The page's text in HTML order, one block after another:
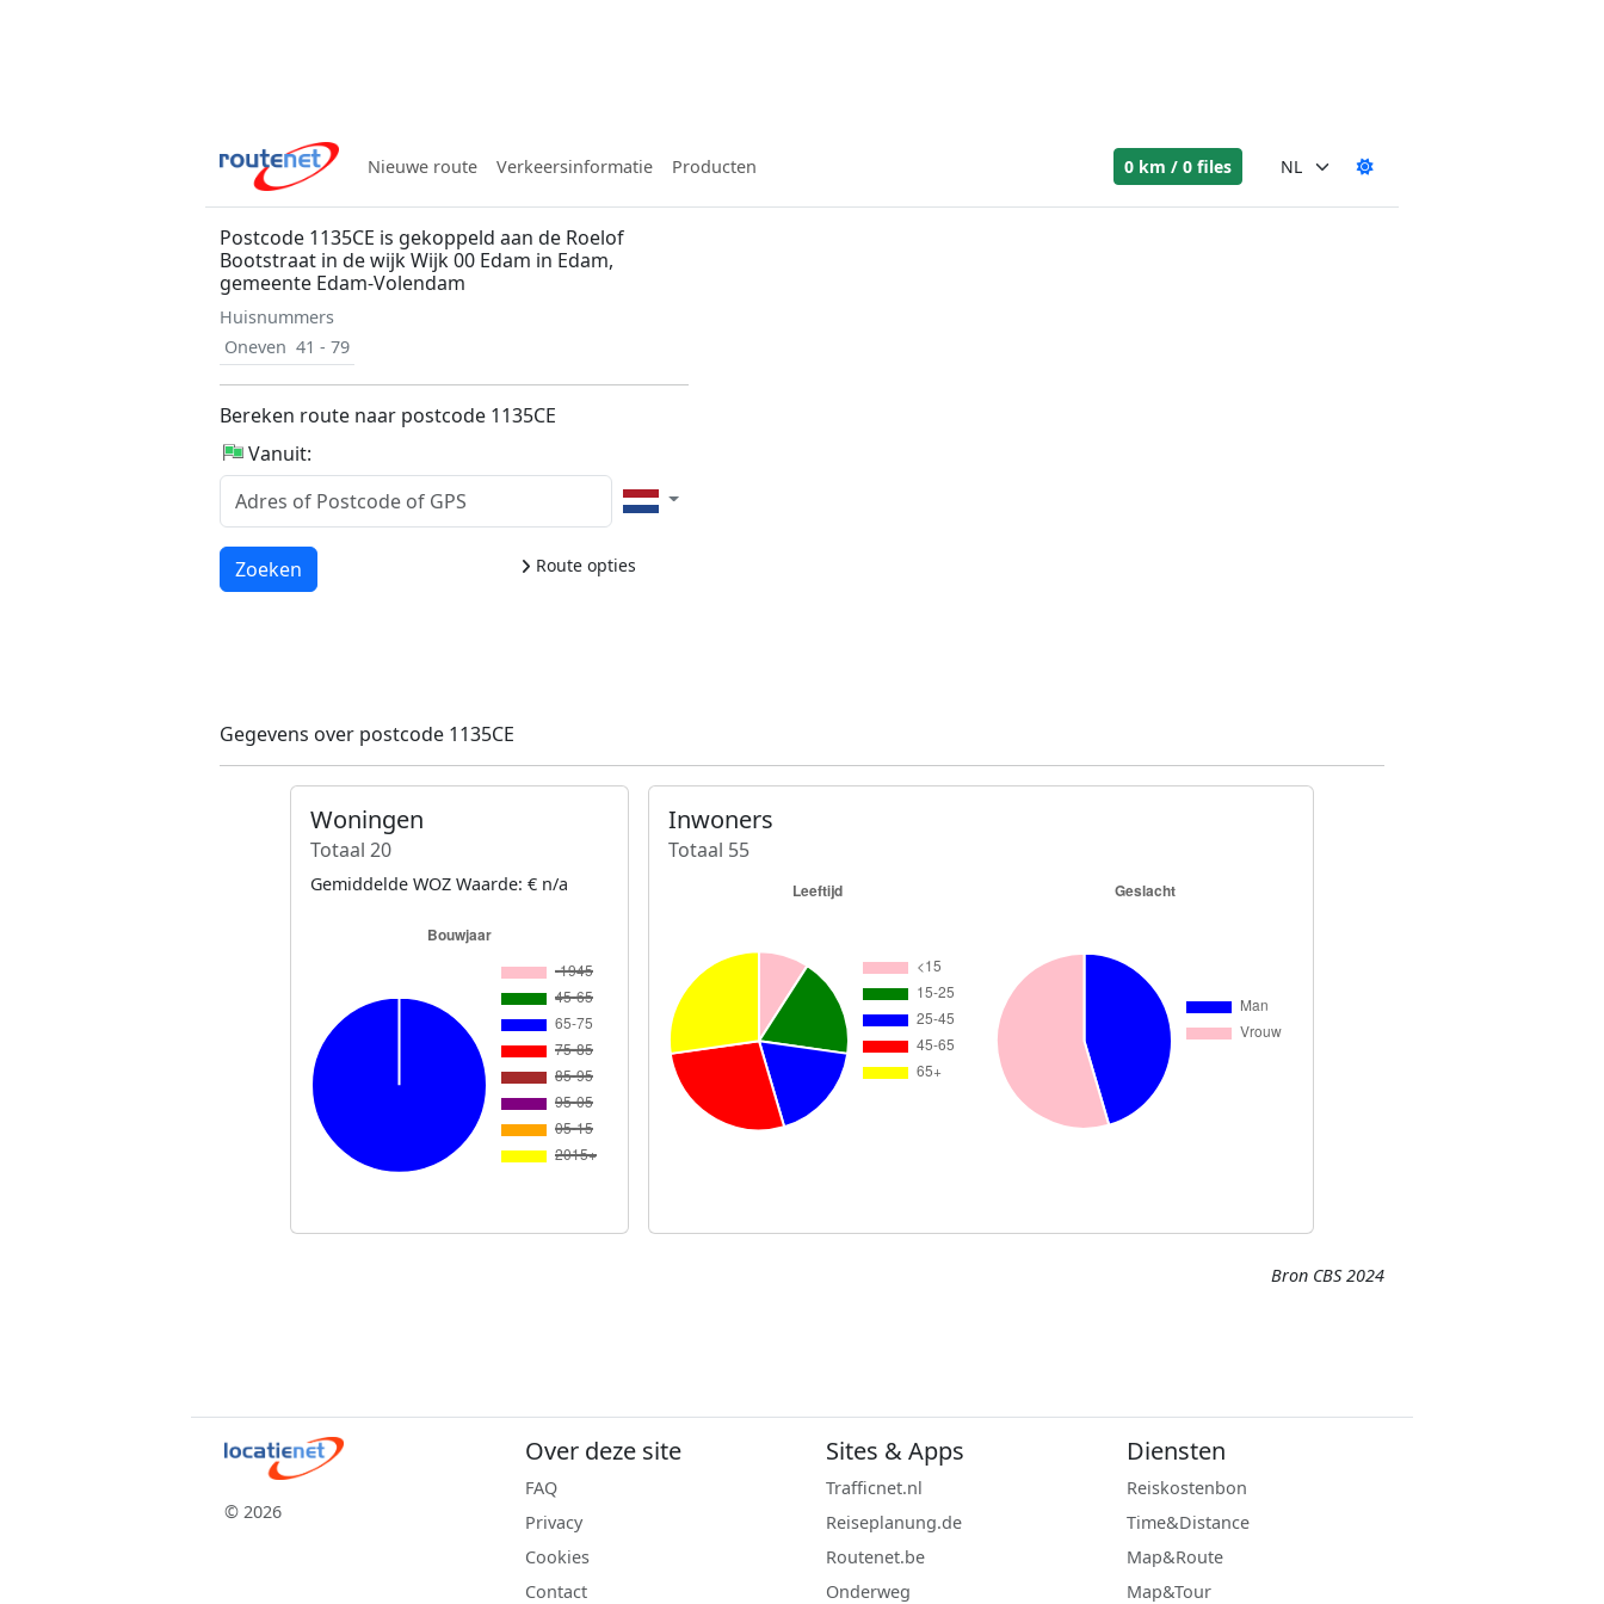
Nieuwe route Verkeersinformatie Producten 0 km / 0 files
Postcode 1135CE is gekoppeld aan de Roelof
Bootstraat in de wijk Wijk 00 Edam in Edam,
gemeente Edam-Volendam
Huisnummers
Oneven 41 - 79
Bereken route naar postcode 1135CE
Vanuit:
Route opties
Laden...
Zoeken
Gegevens over postcode 1135CE
Woningen
Totaal 20
Gemiddelde WOZ Waarde: € n/a
Inwoners
Totaal 55
Bron CBS 2024
© 2026
Over deze site
FAQ
Privacy
Cookies
Contact
Sites & Apps
Trafficnet.nl
Reiseplanung.de
Routenet.be
Onderweg
Diensten
Reiskostenbon
Time&Distance
Map&Route
Map&Tour